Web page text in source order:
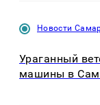
Новости
Ураганный
машины в